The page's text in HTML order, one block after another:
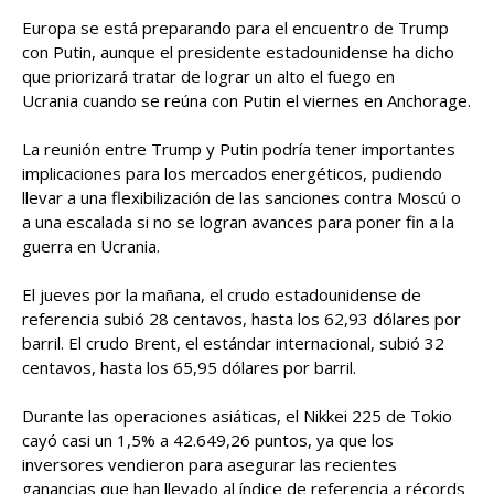
Europa se está preparando para el encuentro de Trump
con Putin, aunque el presidente estadounidense ha dicho
que priorizará tratar de lograr un alto el fuego en
Ucrania cuando se reúna con Putin el viernes en Anchorage.
La reunión entre Trump y Putin podría tener importantes
implicaciones para los mercados energéticos, pudiendo
llevar a una flexibilización de las sanciones contra Moscú o
a una escalada si no se logran avances para poner fin a la
guerra en Ucrania.
El jueves por la mañana, el crudo estadounidense de
referencia subió 28 centavos, hasta los 62,93 dólares por
barril. El crudo Brent, el estándar internacional, subió 32
centavos, hasta los 65,95 dólares por barril.
Durante las operaciones asiáticas, el Nikkei 225 de Tokio
cayó casi un 1,5% a 42.649,26 puntos, ya que los
inversores vendieron para asegurar las recientes
ganancias que han llevado al índice de referencia a récords